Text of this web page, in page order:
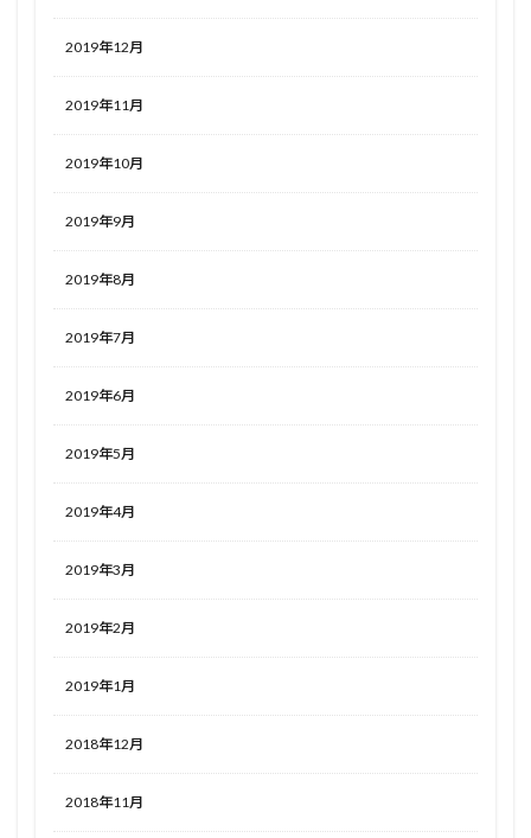
2019年12月
2019年11月
2019年10月
2019年9月
2019年8月
2019年7月
2019年6月
2019年5月
2019年4月
2019年3月
2019年2月
2019年1月
2018年12月
2018年11月